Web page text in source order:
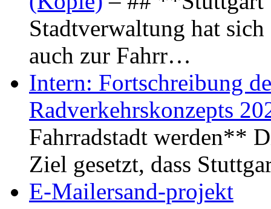
Stadtverwaltung hat
auch zur Fahrr…
Intern: Fortschreibung
Radverkehrskonzepts
Fahrradstadt werden**
Ziel gesetzt, dass
E-Mailersand-projekt